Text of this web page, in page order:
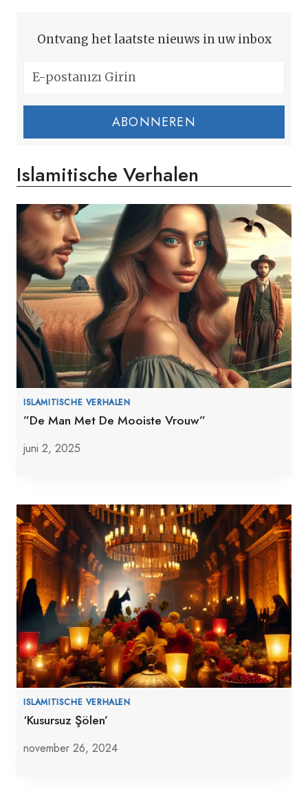
Ontvang het laatste nieuws in uw inbox
ABONNEREN
Islamitische Verhalen
ISLAMITISCHE VERHALEN
”De Man Met De Mooiste Vrouw”
juni 2, 2025
ISLAMITISCHE VERHALEN
‘Kusursuz Şölen’
november 26, 2024